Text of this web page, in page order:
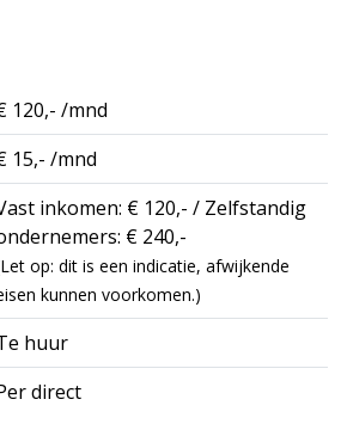
120,- /mnd
15,- /mnd
inkomen: € 120,- / Zelfstandig
€ 240,-
op: dit is een indicatie, afwijkende
kunnen voorkomen.)
huur
direct